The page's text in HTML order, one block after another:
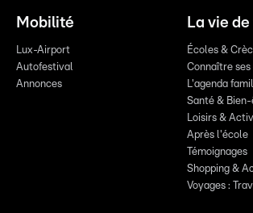
Mobilité
Lux-Airport
Autofestival
Annonces
La vie
Écoles &
Connaître
L'agenda
Santé &
Loisirs &
Après l'école
Témoignages
Shopping &
Voyages :